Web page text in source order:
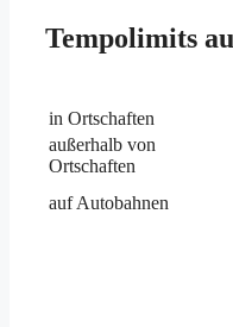
Tempolimits
in Ortschaften
außerhalb von
Ortschaften
auf Autobahnen